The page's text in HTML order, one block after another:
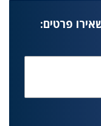
פרטים: